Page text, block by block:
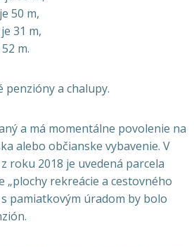
50 m,
31 m,
m.
penzióny a chalupy.
a má momentálne povolenie na
alebo občianske vybavenie. V
roku 2018 je uvedená parcela
„plochy rekreácie a cestovného
pamiatkovým úradom by bolo